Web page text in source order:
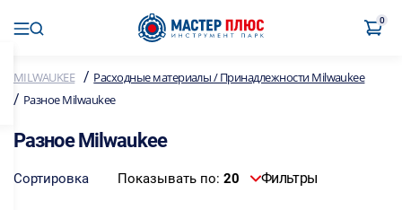
0
MILWAUKEE / Расходные материалы / Принадлежности Milwaukee
/ Разное Milwaukee
Разное Milwaukee
Сортировка Показывать по: 20 Фильтры